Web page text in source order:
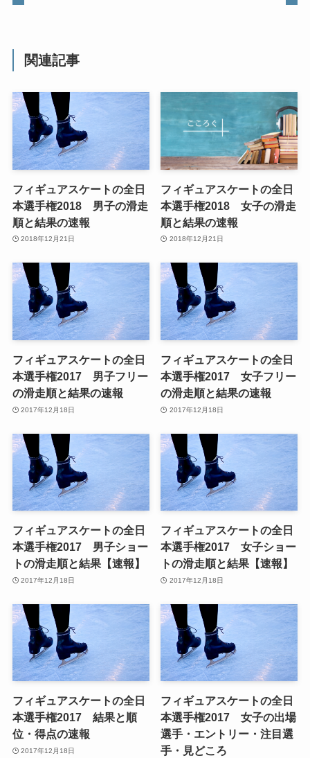
関連記事
フィギュアスケートの全日
本選手権2018 男子の滑走
順と結果の速報
2018年12月21日
フィギュアスケートの全日
本選手権2018 女子の滑走
順と結果の速報
2018年12月21日
フィギュアスケートの全日
本選手権2017 男子フリー
の滑走順と結果の速報
2017年12月18日
フィギュアスケートの全日
本選手権2017 女子フリー
の滑走順と結果の速報
2017年12月18日
フィギュアスケートの全日
本選手権2017 男子ショー
トの滑走順と結果【速報】
2017年12月18日
フィギュアスケートの全日
本選手権2017 女子ショー
トの滑走順と結果【速報】
2017年12月18日
フィギュアスケートの全日
本選手権2017 結果と順
位・得点の速報
2017年12月18日
フィギュアスケートの全日
本選手権2017 女子の出場
選手・エントリー・注目選
手・見どころ